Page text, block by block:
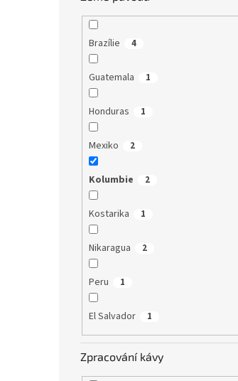
Brazílie 4
Guatemala 1
Honduras 1
Mexiko 2
Kolumbie 2
Kostarika 1
Nikaragua 2
Peru 1
El Salvador 1
Zpracování kávy